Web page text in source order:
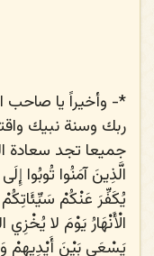
*- وأخيراً يا
ربك وسنة نبيك
جميعا تجد سعادة
الَّذِينَ آمَنُوا تُوبُوا
يُكَفِّرَ عَنْكُمْ
الْأَنْهَارُ يَوْمَ لا يُخْزِي
يَسْعَى بَيْنَ أَيْدِيهِمْ